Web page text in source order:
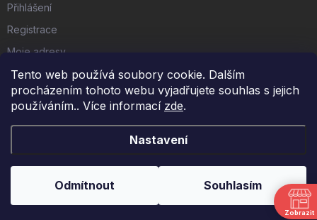
Tento web používá soubory cookie. Dalším
procházením tohoto webu vyjadřujete souhlas s jejich
používáním.. Více informací zde.
Nastavení
Odmítnout Souhlasím
Přihlášení
Registrace
Moje adresy
FACEBOOK
Vytvořil Shoptet
Copyright 2026 . Všechna práva vyhrazena.
Zobrazit